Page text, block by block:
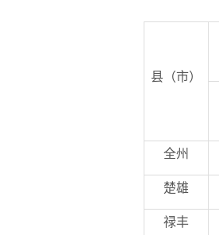
县（市）
全州
楚雄
禄丰